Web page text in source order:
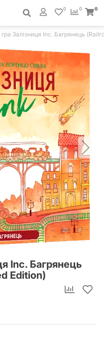
0
0 0
гра Залізниця Inc. Багрянець
Inc. Багрянець
Edition)